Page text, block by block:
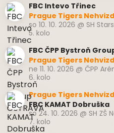
FBC Intevo Třinec
Prague Tigers
so 10. 10. 2026 @ SH
5. kolo
FBC ČPP Bystroň
Prague Tigers
ne 11. 10. 2026 @ ČPP
6. kolo
Prague Tigers
FBC KAMAT Dobruška
so 24. 10. 2026 @ SH ZŠ
7. kolo